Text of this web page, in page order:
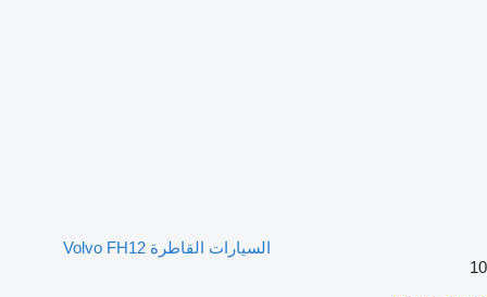
السيارات القاطرة Volvo FH12
10